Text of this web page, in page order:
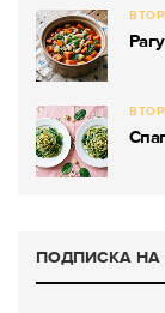
ПОДПИСКА НА